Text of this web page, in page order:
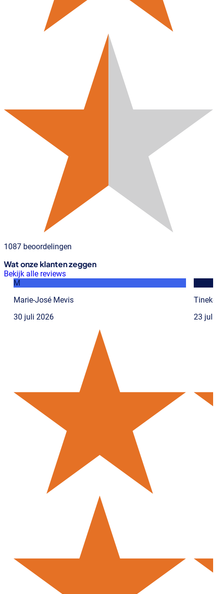
1087 beoordelingen
Wat onze klanten zeggen
Bekijk alle reviews
M
Marie-José Mevis
30 juli 2026
23 juli